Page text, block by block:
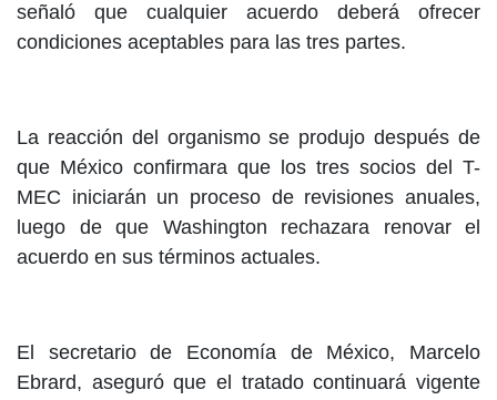
señaló que cualquier acuerdo deberá ofrecer
condiciones aceptables para las tres partes.
La reacción del organismo se produjo después de
que México confirmara que los tres socios del T-
MEC iniciarán un proceso de revisiones anuales,
luego de que Washington rechazara renovar el
acuerdo en sus términos actuales.
El secretario de Economía de México, Marcelo
Ebrard, aseguró que el tratado continuará vigente